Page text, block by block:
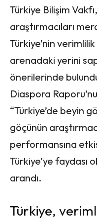
Türkiye Bilişim
araştırmacıları
Türkiye’nin
arenadaki yerini
önerilerinde
Diaspora
“Türkiye’de beyin
göçünün
performansına
Türkiye’ye faydası
arandı.
Türkiye,